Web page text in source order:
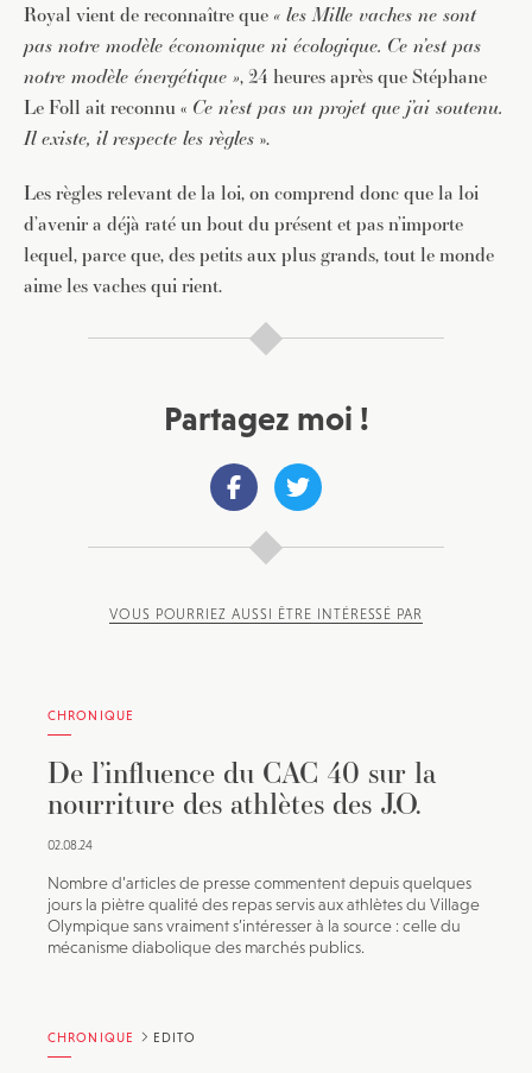
Royal vient de reconnaître que « les Mille vaches ne sont
pas notre modèle économique ni écologique. Ce n’est pas
notre modèle énergétique », 24 heures après que Stéphane
Le Foll ait reconnu « Ce n’est pas un projet que j’ai soutenu.
Il existe, il respecte les règles ».
Les règles relevant de la loi, on comprend donc que la loi
d’avenir a déjà raté un bout du présent et pas n’importe
lequel, parce que, des petits aux plus grands, tout le monde
aime les vaches qui rient.
Partagez moi !
VOUS POURRIEZ AUSSI ÊTRE INTÉRESSÉ PAR
CHRONIQUE
De l’influence du CAC 40 sur la
nourriture des athlètes des J.O.
02.08.24
Nombre d’articles de presse commentent depuis quelques
jours la piètre qualité des repas servis aux athlètes du Village
Olympique sans vraiment s’intéresser à la source : celle du
mécanisme diabolique des marchés publics.
CHRONIQUE EDITO